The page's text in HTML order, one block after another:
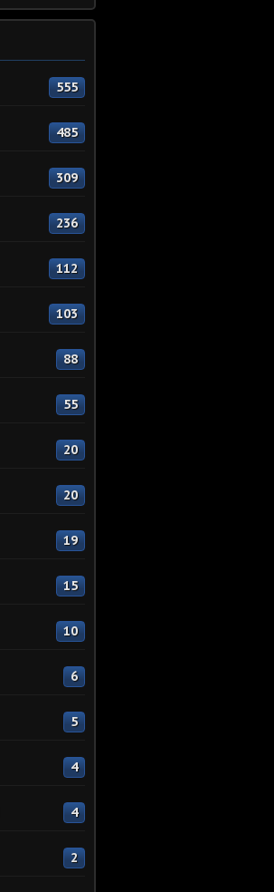
555
485
309
236
112
103
88
55
20
20
19
15
10
6
5
4
4
2